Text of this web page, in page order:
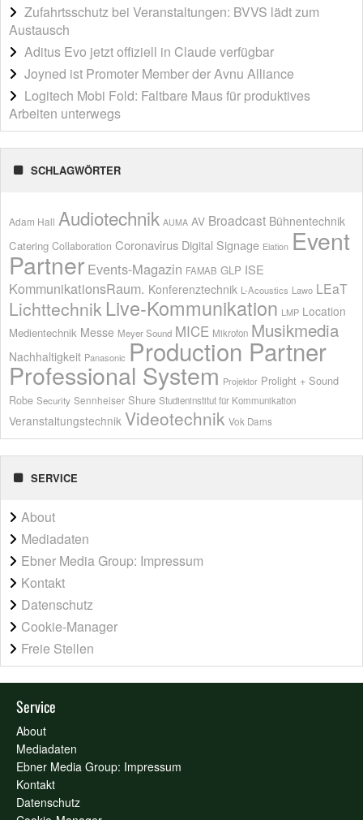
Zufahrtsschutz bei Veranstaltungen: BVVS lädt zum
Austausch
Aditus Evo jetzt offiziell in Claude verfügbar
Joyned ist Promoter Member der Avnu Alliance
Logitech Mobi Fold: Faltbare Maus für produktives
Arbeiten unterwegs
SCHLAGWÖRTER
Adam Hall Audiotechnik AUMA AV Broadcast Bühnentechnik
Catering Collaboration Coronavirus Digital Signage Elation Event
Partner Events-Magazin FAMAB GLP ISE
KommunikationsRaum. Konferenztechnik L-Acoustics Lawo LEaT
Lichttechnik Live-Kommunikation LMP Location
Medientechnik Messe Meyer Sound MICE Mikrofon Musikmedia
Nachhaltigkeit Panasonic Production Partner
Professional System Projektor Prolight + Sound
Robe Security Sennheiser Shure Studieninstitut für Kommunikation
Veranstaltungstechnik Videotechnik Vok Dams
SERVICE
About
Mediadaten
Ebner Media Group: Impressum
Kontakt
Datenschutz
Cookie-Manager
Freie Stellen
Service
About
Mediadaten
Ebner Media Group: Impressum
Kontakt
Datenschutz